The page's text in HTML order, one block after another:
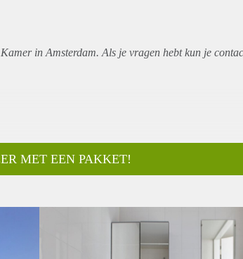
in Amsterdam. Als je vragen hebt kun je
MET EEN PAKKET!